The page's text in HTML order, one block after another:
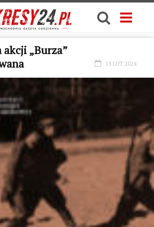
„Burza”
13 LUT 2024